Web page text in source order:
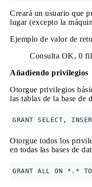
Creará un usuario que
lugar (excepto la
Ejemplo de valor de
Consulta OK, 0
Añadiendo privilegios
Otorgue privilegios
las tablas de la base de
Otorgue todos los
en todas las bases de